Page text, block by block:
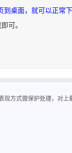
桌面，就可以正常下
可。
方式做保护处理，对